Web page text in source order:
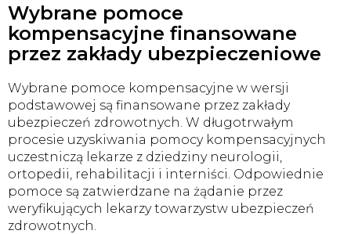
Wybrane pomoce
kompensacyjne finansowane
przez zakłady ubezpieczeniowe
Wybrane pomoce kompensacyjne w wersji
podstawowej są finansowane przez zakłady
ubezpieczeń zdrowotnych. W długotrwałym
procesie uzyskiwania pomocy kompensacyjnych
uczestniczą lekarze z dziedziny neurologii,
ortopedii, rehabilitacji i interniści. Odpowiednie
pomoce są zatwierdzane na żądanie przez
weryfikujących lekarzy towarzystw ubezpieczeń
zdrowotnych.